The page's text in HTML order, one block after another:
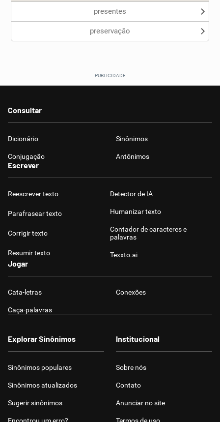
presentes
preservação
Consultar
Dicionário Sinônimos
Conjugação Antônimos
Escrever
Reescrever texto
Parafrasear texto
Corrigir texto
Resumir texto
Detector de IA
Humanizar texto
Contador de caracteres e
palavras
Texxto.ai
Jogar
Cata-letras Conexões
Caça-palavras
Explorar Sinônimos
Sinônimos populares
Sinônimos atualizados
Sugerir sinônimos
Institucional
Sobre nós
Contato
Anunciar no site